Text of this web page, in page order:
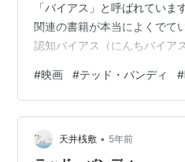
「バイアス」と呼ばれていま
関連の書籍が本当によくでて
認知バイアス（にんちバイア
種であり、非常に基本的な統
の誤り、記憶の誤り（虚偽記
問題である。転じて認知バイ
拠の信頼性を大きく歪める。
るに 人間は自分の自覚のない
#映画 #テッド・バンディ #
天井桟敷 • 5年前